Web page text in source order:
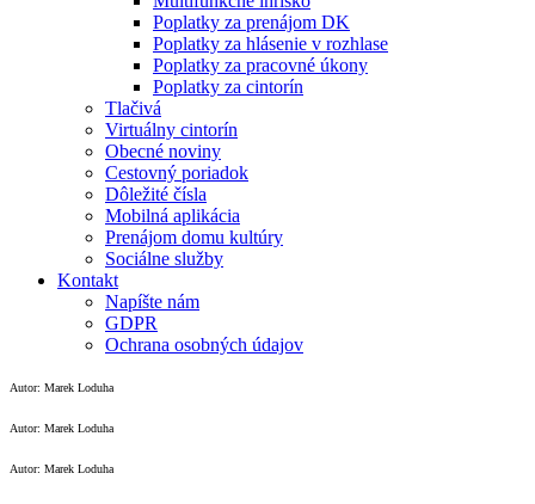
Poplatky za prenájom DK
Poplatky za hlásenie v rozhlase
Poplatky za pracovné úkony
Poplatky za cintorín
Tlačivá
Virtuálny cintorín
Obecné noviny
Cestovný poriadok
Dôležité čísla
Mobilná aplikácia
Prenájom domu kultúry
Sociálne služby
Kontakt
Napíšte nám
GDPR
Ochrana osobných údajov
Autor: Marek Loduha
Autor: Marek Loduha
Autor: Marek Loduha